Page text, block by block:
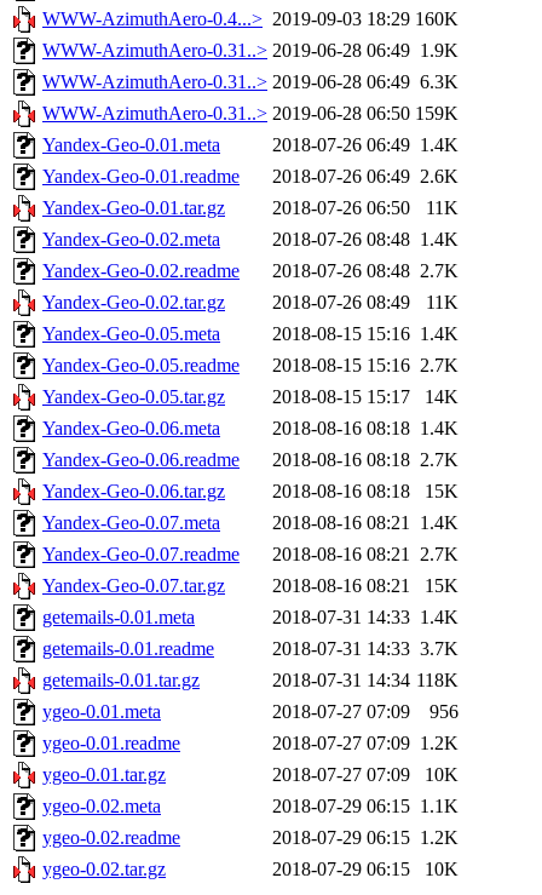
WWW-AzimuthAero-0.4...> 2019-09-03 18:29 160K
WWW-AzimuthAero-0.31..> 2019-06-28 06:49 1.9K
WWW-AzimuthAero-0.31..> 2019-06-28 06:49 6.3K
WWW-AzimuthAero-0.31..> 2019-06-28 06:50 159K
Yandex-Geo-0.01.meta
2018-07-26 06:49 1.4K
Yandex-Geo-0.01.readme
2018-07-26 06:49 2.6K
Yandex-Geo-0.01.tar.gz
2018-07-26 06:50
11K
Yandex-Geo-0.02.meta
2018-07-26 08:48 1.4K
Yandex-Geo-0.02.readme
2018-07-26 08:48 2.7K
Yandex-Geo-0.02.tar.gz
2018-07-26 08:49
11K
Yandex-Geo-0.05.meta
2018-08-15 15:16 1.4K
Yandex-Geo-0.05.readme
2018-08-15 15:16 2.7K
Yandex-Geo-0.05.tar.gz
2018-08-15 15:17
14K
Yandex-Geo-0.06.meta
2018-08-16 08:18 1.4K
Yandex-Geo-0.06.readme
2018-08-16 08:18 2.7K
Yandex-Geo-0.06.tar.gz
2018-08-16 08:18
15K
Yandex-Geo-0.07.meta
2018-08-16 08:21 1.4K
Yandex-Geo-0.07.readme
2018-08-16 08:21 2.7K
Yandex-Geo-0.07.tar.gz
2018-08-16 08:21
15K
getemails-0.01.meta
2018-07-31 14:33 1.4K
getemails-0.01.readme
2018-07-31 14:33 3.7K
getemails-0.01.tar.gz
2018-07-31 14:34 118K
ygeo-0.01.meta
2018-07-27 07:09
956
ygeo-0.01.readme
2018-07-27 07:09 1.2K
ygeo-0.01.tar.gz
2018-07-27 07:09
10K
ygeo-0.02.meta
2018-07-29 06:15 1.1K
ygeo-0.02.readme
2018-07-29 06:15 1.2K
ygeo-0.02.tar.gz
2018-07-29 06:15 10K